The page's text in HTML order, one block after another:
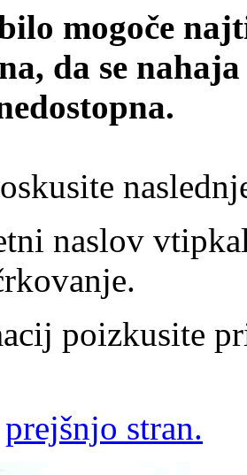
mogoče
da se
naslov
poizkusite
prejšnjo stran.